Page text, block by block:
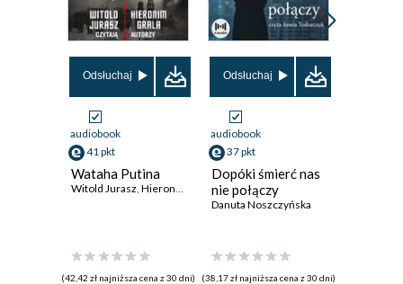
Odsłuchaj
audiobook
41 pkt
Wataha Putina
Witold Jurasz, Hieronim Grala
(42,42 zł najniższa cena z 30 dni)
Odsłuchaj
audiobook
37 pkt
Dopóki śmierć nas
nie połączy
Danuta Noszczyńska
(38,17 zł najniższa cena z 30 dni)